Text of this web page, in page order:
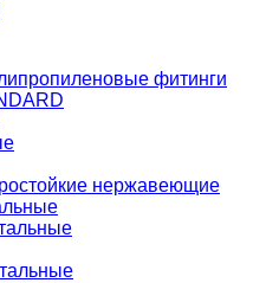
фитинги
нержавеющие